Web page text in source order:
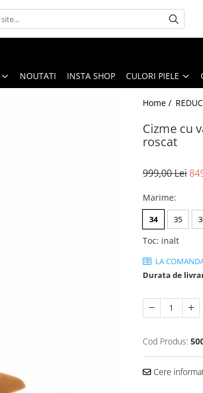
NOUTATI INSTA SHOP CULORI PIELE
Home /
Cizme cu
roscat
999,00 Lei
Marime:
34 35
Toc: inalt
LA
Durata de
Cod Produs:
Cere